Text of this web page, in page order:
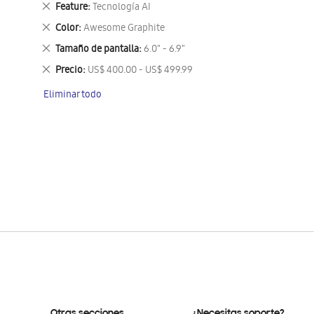
Feature Tecnología AI
Eliminar
este
artículo
Color Awesome Graphite
Eliminar
este
artículo
Tamaño de pantalla 6.0" - 6.9"
Eliminar
este
artículo
Precio US$ 400.00 - US$ 499.99
Eliminar
artículo
Eliminar todo